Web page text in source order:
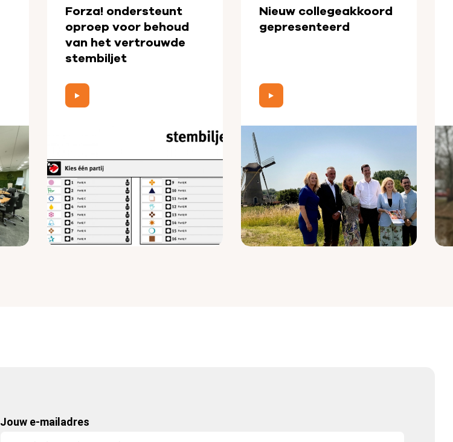
Forza! ondersteunt
oproep voor behoud
van het vertrouwde
stembiljet
Nieuw collegeakkoord
gepresenteerd
Jouw e-mailadres